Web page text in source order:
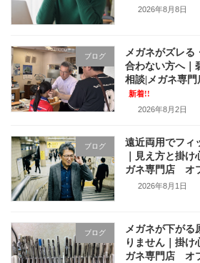
2026年8月8日
ブログ
メガネがズレる
合わない方へ｜
相談|メガネ専
新着!!
2026年8月2日
ブログ
遠近両用でフィ
｜見え方と掛
ガネ専門店 オ
2026年8月1日
ブログ
メガネが下がる
りません｜掛け
ガネ専門店 オ